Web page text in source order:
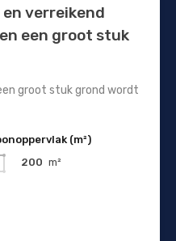
verreikend
een groot stuk
groot stuk grond wordt
(m²)
200 m²